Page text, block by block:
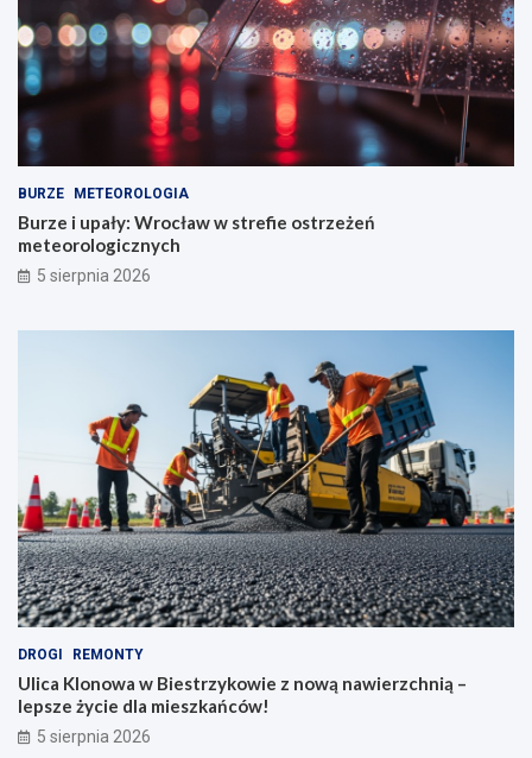
BURZE METEOROLOGIA
Burze i upały: Wrocław w strefie ostrzeżeń
meteorologicznych
5 sierpnia 2026
DROGI REMONTY
Ulica Klonowa w Biestrzykowie z nową nawierzchnią –
lepsze życie dla mieszkańców!
5 sierpnia 2026